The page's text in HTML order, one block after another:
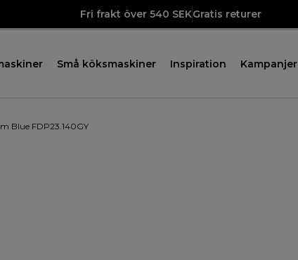
Fri frakt över 540 SEKGratis returer
Små köksmaskiner Inspiration Kampanjer
Blue FDP23.140GY